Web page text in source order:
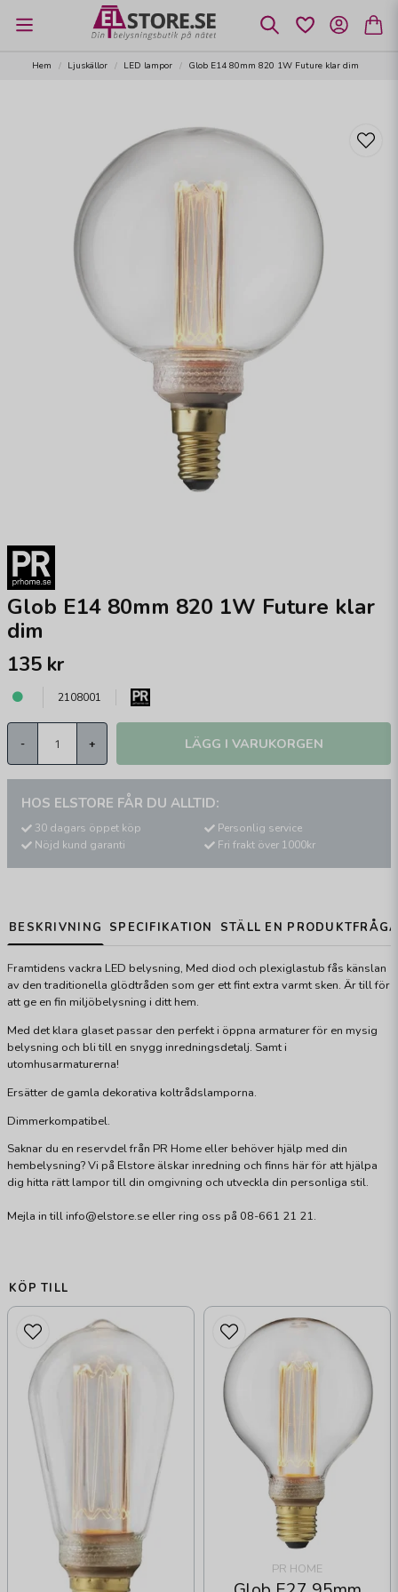
Hem Ljuskällor LED lampor Glob E14 80mm 820 1W Future klar dim
Glob E14 80mm 820 1W Future klar
dim
135 kr
2108001
- + LÄGG I VARUKORGEN
HOS ELSTORE FÅR DU ALLTID:
30 dagars öppet köp
Nöjd kund garanti
Personlig service
Fri frakt över 1000kr
BESKRIVNING SPECIFIKATION STÄLL EN
Framtidens vackra LED belysning, Med diod och plexiglastub fås känslan
av den traditionella glödtråden som ger ett fint extra varmt sken. Är till för
att ge en fin miljöbelysning i ditt hem.
Med det klara glaset passar den perfekt i öppna armaturer för en mysig
belysning och bli till en snygg inredningsdetalj. Samt i
utomhusarmaturerna!
Ersätter de gamla dekorativa koltrådslamporna.
Dimmerkompatibel.
Saknar du en reservdel från PR Home eller behöver hjälp med din
hembelysning? Vi på Elstore älskar inredning och finns här för att hjälpa
dig hitta rätt lampor till din omgivning och utveckla din personliga stil.
Mejla in till info@elstore.se eller ring oss på 08-661 21 21.
KÖP TILL
PR HOME